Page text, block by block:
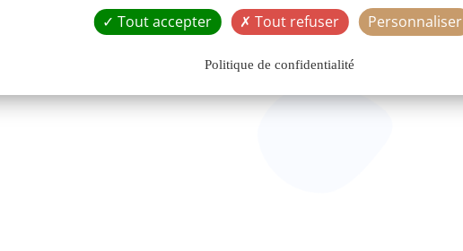
Tout accepter Tout refuser Personnaliser
Politique de confidentialité